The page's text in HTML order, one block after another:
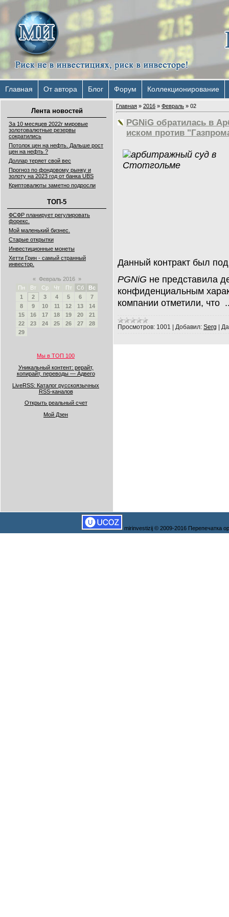
Главная От автора Блог Форум Коллекционирование
Лента новостей
За 10 месяцев 2022г мировые
золотовалютные резервы
сократились
Потолок цен на нефть. Дальше рост
цен на нефть ?
Доллар теряет свой вес
Прогноз по фондовому рынку и
золоту на 2023 год от банка UBS
Криптовалюты заметно подросли
ТОП-5
ФСФР планирует регулировать
форекс.
Мой маленький бизнес.
Старые открытки
Инвестиционные монеты
Хетти Грин - самый странный
инвестор.
« Февраль 2016 »
Пн
Вт Ср Чт Пт Сб
Вс
1
2 3 4 5 6
7
8
9 10 11 12 13
14
15
16 17 18 19 20
21
22
23 24 25 26 27
28
29
Мы в ТОП 100
Уникальный контент: рерайт,
копирайт, переводы — Адвего
LiveRSS: Каталог русскоязычных
RSS-каналов
Открыть реальный счет
Мой Дзен
Главная » 2016 » Февраль » 02
PGNiG обратилась в
иском против
Данный контракт был
PGNiG не представила
конфиденциальным
компании отметили, что
Просмотров: 1001 Добавил: Serg
mirinvestizij © 2009-2016 Перепечатка